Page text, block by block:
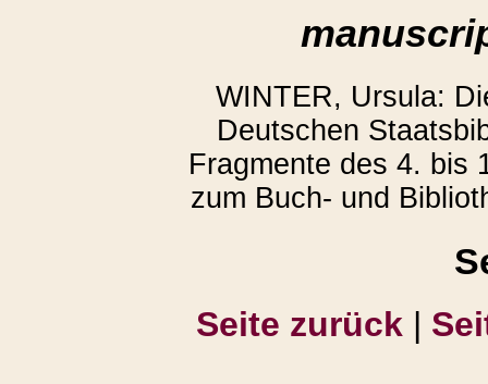
WINTER, Ursula:
Deutschen
Fragmente des 4. bis
zum Buch- und
Seite zurück |